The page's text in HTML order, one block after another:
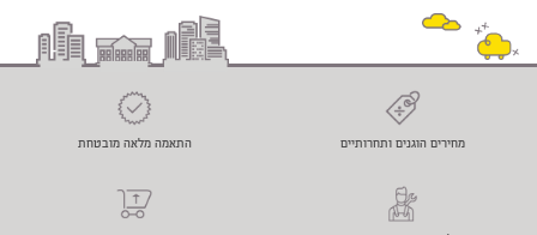
מחירים הוגנים ותחרותיים התאמה מלאה מובטחת